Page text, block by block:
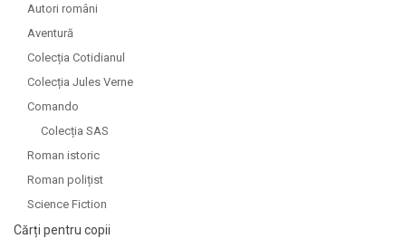
Autori români
Aventură
Colecția Cotidianul
Colecția Jules Verne
Comando
Colecția SAS
Roman istoric
Roman polițist
Science Fiction
Cărți pentru copii